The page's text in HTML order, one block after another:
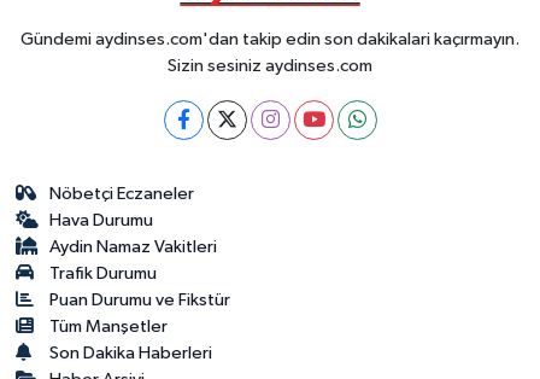
Gündemi aydinses.com'dan takip edin son dakikalari kaçırmayın.
Sizin sesiniz aydinses.com
Nöbetçi Eczaneler
Hava Durumu
Aydin Namaz Vakitleri
Trafik Durumu
Puan Durumu ve Fikstür
Tüm Manşetler
Son Dakika Haberleri